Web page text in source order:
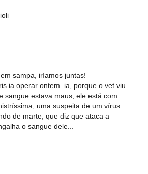
sampa, iríamos juntas!
ia operar ontem. ia, porque o vet viu
sangue estava maus, ele está com
uma suspeita de um vírus
de marte, que diz que ataca a
o sangue dele...